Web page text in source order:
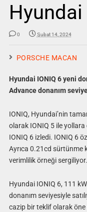
Hyundai
0 Şubat 14, 2024
PORSCHE MACAN
Hyundai IONIQ 6 yeni
Advance donanım
IONIQ, Hyundai’nin
olarak IONIQ 5 ile yollara
IONIQ 6 izledi. IONIQ 6
Ayrıca 0.21cd sürtünme
verimlilik örneği sergiliyor.
Hyundai IONIQ 6, 111
donanım seviyesiyle
cazip bir teklif olarak öne